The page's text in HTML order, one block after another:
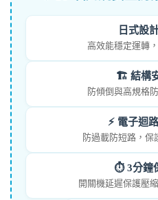
日式設
高效能穩定運轉
🏗️ 結構
防傾倒與高規格
⚡ 電子迴
防過載防短路，保
⏱️ 3分鐘
開關機延遲保護壓